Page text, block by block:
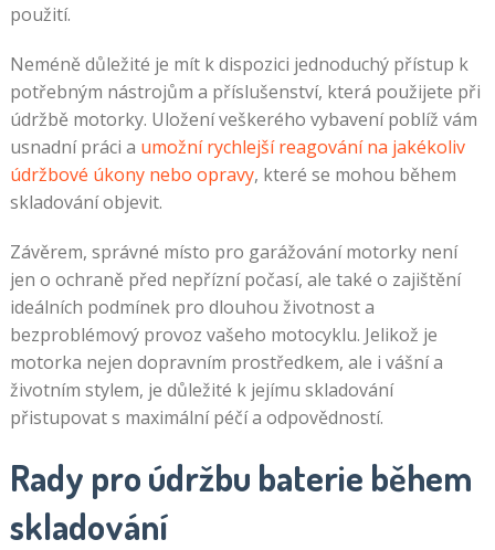
použití.
Neméně důležité je mít k dispozici jednoduchý přístup k
potřebným nástrojům a příslušenství, která použijete při
údržbě motorky. Uložení veškerého vybavení poblíž vám
usnadní práci a umožní rychlejší reagování na jakékoliv
údržbové úkony nebo opravy, které se mohou během
skladování objevit.
Závěrem, správné místo pro garážování motorky není
jen o ochraně před nepřízní počasí, ale také o zajištění
ideálních podmínek pro dlouhou životnost a
bezproblémový provoz vašeho motocyklu. Jelikož je
motorka nejen dopravním prostředkem, ale i vášní a
životním stylem, je důležité k jejímu skladování
přistupovat s maximální péčí a odpovědností.
Rady pro údržbu baterie během
skladování